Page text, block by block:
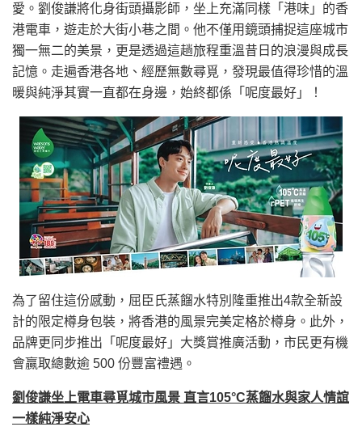
愛。劉俊謙將化身街頭攝影師，坐上充滿同樣「港味」的香
港電車，遊走於大街小巷之間。他不僅用鏡頭捕捉這座城市
獨一無二的美景，更是透過這趟旅程重溫昔日的浪漫與成長
記憶。走遍香港各地、經歷無數尋覓，發現最值得珍惜的溫
暖與純淨其實一直都在身邊，始終都係「呢度最好」！
為了留住這份感動，屈臣氏蒸餾水特別隆重推出4款全新設
計的限定樽身包裝，將香港的風景完美定格於樽身。此外，
品牌更同步推出「呢度最好」大獎賞推廣活動，市民更有機
會贏取總數逾 500 份豐富禮遇。
劉俊謙坐上電車尋覓城市風景 直言105°C蒸餾水與家人情誼
一樣純淨安心